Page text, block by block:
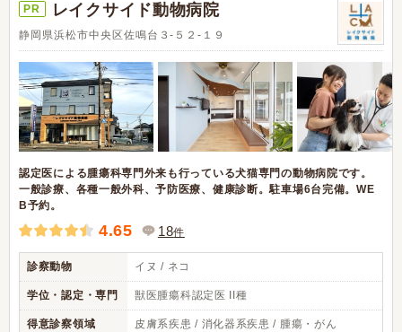
PR レイクサイド動物病院
静岡県浜松市中央区佐鳴台３-５２-１９
認定医による腫瘍科専門外来も行っている犬猫専門の動物病院です。
一般診療、各種一般外科、予防医療、健康診断。駐車場6台完備。WE
B予約。
4.65 18件
診察動物 イヌ / ネコ
学位・認定・専門 獣医腫瘍科認定医 II種
得意診察領域 皮膚系疾患 / 消化器系疾患 / 腫瘍・がん